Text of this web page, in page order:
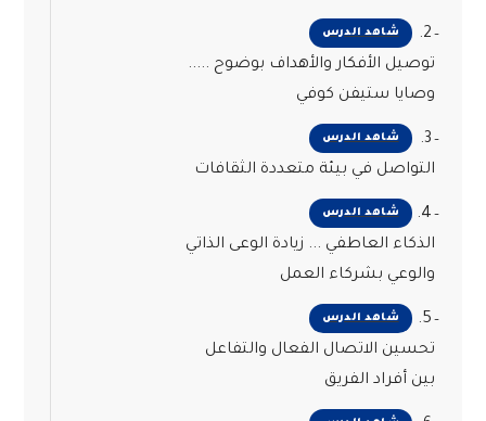
شاهد الدرس
2.
توصيل الأفكار والأهداف بوضوح .....
وصايا ستيفن كوفي
شاهد الدرس
3.
التواصل في بيئة متعددة الثقافات
شاهد الدرس
4.
الذكاء العاطفي ... زيادة الوعى الذاتي
والوعي بشركاء العمل
شاهد الدرس
5.
تحسين الاتصال الفعال والتفاعل
بين أفراد الفريق